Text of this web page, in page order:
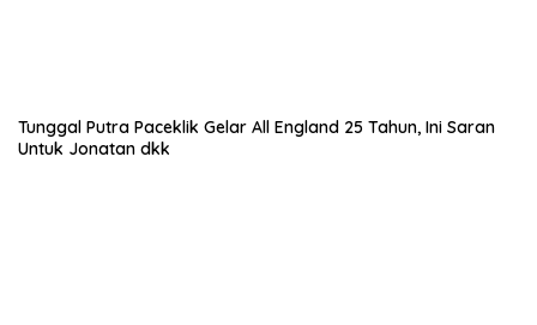
Tunggal Putra Paceklik Gelar All England 25 Tahun, Ini Saran
Untuk Jonatan dkk